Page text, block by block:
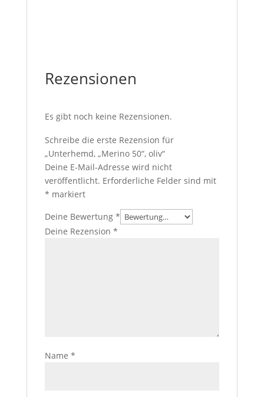
Rezensionen
Es gibt noch keine Rezensionen.
Schreibe die erste Rezension für
„Unterhemd, „Merino 50“, oliv“
Deine E-Mail-Adresse wird nicht
veröffentlicht. Erforderliche Felder sind mit
* markiert
Deine Bewertung *
Deine Rezension *
Name *